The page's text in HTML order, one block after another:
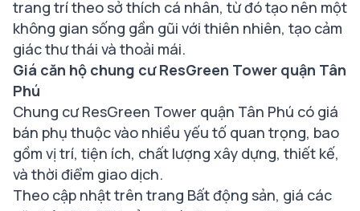
trang trí theo sở thích cá nhân, từ đó tạo nên một
không gian sống gần gũi với thiên nhiên, tạo cảm
giác thư thái và thoải mái.
Giá căn hộ chung cư ResGreen Tower quận Tân
Phú
Chung cư ResGreen Tower quận Tân Phú có giá
bán phụ thuộc vào nhiều yếu tố quan trọng, bao
gồm vị trí, tiện ích, chất lượng xây dựng, thiết kế,
và thời điểm giao dịch.
Theo cập nhật trên trang Bất động sản, giá các